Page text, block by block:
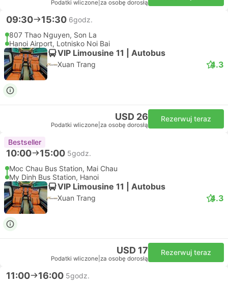
Podatki wliczone za osobę dorosłą
09:30 15:30 6godz.
807 Thao Nguyen, Son La
Hanoi Airport, Lotnisko Noi Bai
VIP Limousine 11 | Autobus
Xuan Trang 4.3
USD 26
Podatki wliczone za osobę dorosłą
Rezerwuj teraz
Bestseller
10:00 15:00 5godz.
Moc Chau Bus Station, Mai Chau
My Dinh Bus Station, Hanoi
VIP Limousine 11 | Autobus
Xuan Trang 4.3
USD 17
Podatki wliczone za osobę dorosłą
Rezerwuj teraz
11:00 16:00 5godz.